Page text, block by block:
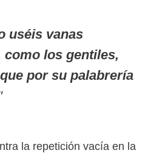
uséis vanas
como los gentiles,
por su palabrería
la repetición vacía en la